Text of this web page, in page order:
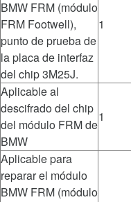
BMW FRM (módulo
FRM Footwell),
punto de prueba de
la placa de interfaz
del chip 3M25J.
1
Aplicable al
descifrado del chip
del módulo FRM de
BMW
1
Aplicable para
reparar el módulo
BMW FRM (módulo